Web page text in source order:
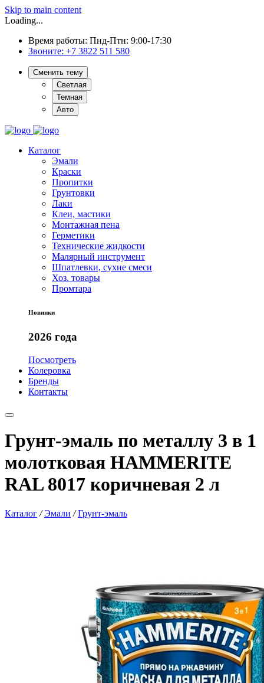
Skip to main content
Loading...
Время работы: Пнд-Птн: 9:00-17:30
Звоните: +7 3822 511 580
Сменить тему
Светлая
Темная
Авто
Каталог
Эмали
Краски
Пропитки
Грунтовки
Лаки
Клеи, мастики
Монтажная пена
Герметики
Технические жидкости
Малярный инструмент
Шпатлевки, сухие смеси
Хоз. товары
Промтара
Новинки
2026 года
Посмотреть
Колеровка
Бренды
Контакты
Грунт-эмаль по металлу 3 в 1
молотковая HAMMERITE
RAL 8017 коричневая 2 л
Каталог / Эмали / Грунт-эмаль